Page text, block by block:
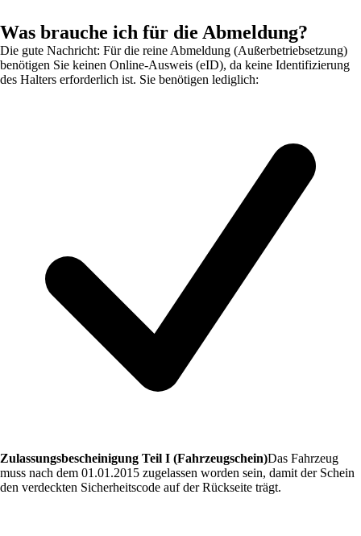
Was brauche ich für die Abmeldung?
Die gute Nachricht: Für die reine Abmeldung (Außerbetriebsetzung)
benötigen Sie keinen Online-Ausweis (eID), da keine Identifizierung
des Halters erforderlich ist. Sie benötigen lediglich:
Zulassungsbescheinigung Teil I (Fahrzeugschein)Das Fahrzeug
muss nach dem 01.01.2015 zugelassen worden sein, damit der Schein
den verdeckten Sicherheitscode auf der Rückseite trägt.